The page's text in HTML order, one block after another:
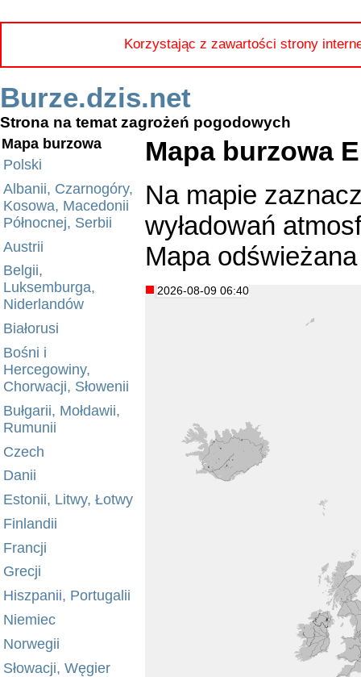
Korzystając z zawartości strony
Burze.dzis.net
Strona na temat zagrożeń pogodowych
Mapa burzowa
Polski
Albanii, Czarnogóry,
Kosowa, Macedonii
Północnej, Serbii
Austrii
Belgii,
Luksemburga,
Niderlandów
Białorusi
Bośni i
Hercegowiny,
Chorwacji, Słowenii
Bułgarii, Mołdawii,
Rumunii
Czech
Danii
Estonii, Litwy, Łotwy
Finlandii
Francji
Grecji
Hiszpanii, Portugalii
Niemiec
Norwegii
Słowacji, Węgier
Mapa burzowa
Na mapie
wyładowań
Mapa
2026-08-09 06:40